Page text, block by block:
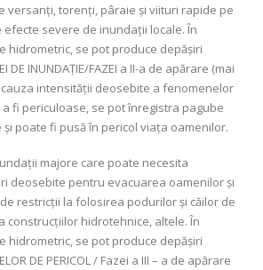
versanți, torenți, pâraie și viituri rapide pe
efecte severe de inundații locale. În
hidrometric, se pot produce depășiri
DE INUNDAȚIE/FAZEI a II-a de apărare (mai
cauza intensității deosebite a fenomenelor
fi periculoase, se pot înregistra pagube
poate fi pusă în pericol viața oamenilor.
majore care poate necesita
deosebite pentru evacuarea oamenilor şi
restricţii la folosirea podurilor şi căilor de
construcţiilor hidrotehnice, altele. În
hidrometric, se pot produce depășiri
DE PERICOL / Fazei a III – a de apărare